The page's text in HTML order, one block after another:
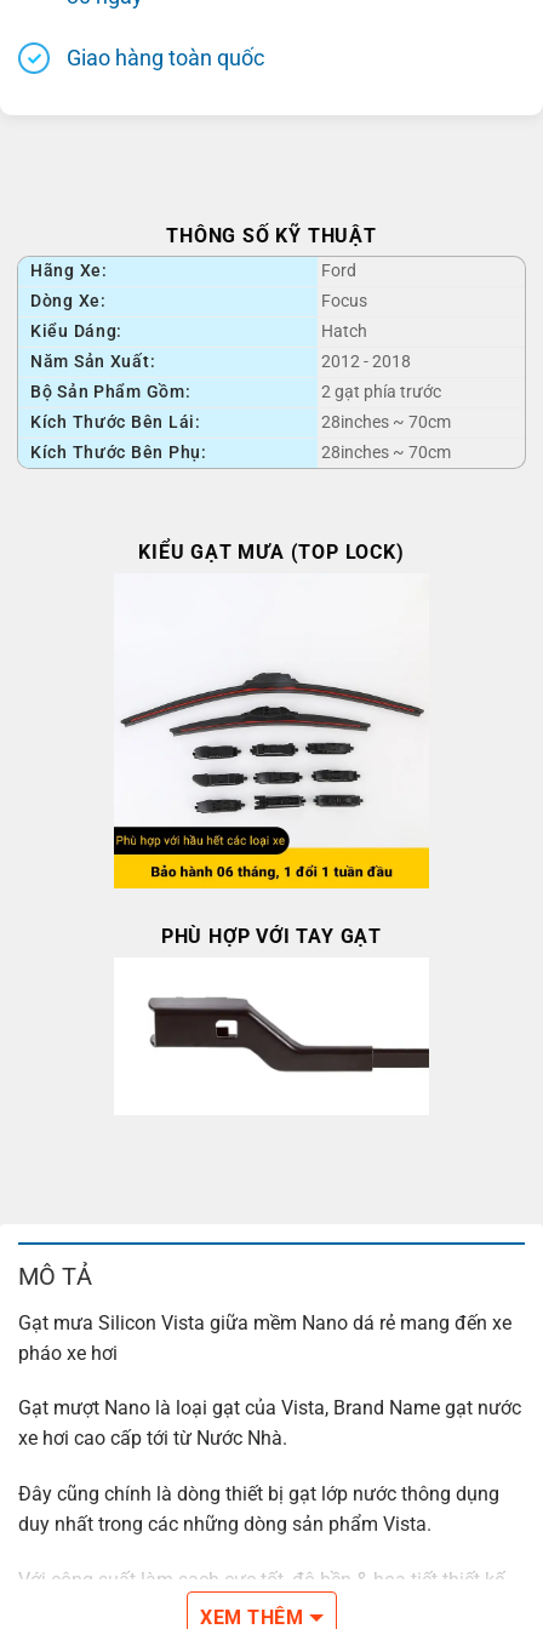
Giao hàng toàn quốc
THÔNG SỐ KỸ THUẬT
Hãng Xe:
Ford
Dòng Xe:
Focus
Kiểu Dáng:
Hatch
Năm Sản Xuất:
2012 - 2018
Bộ Sản Phẩm Gồm:
2 gạt phía trước
Kích Thước Bên Lái:
28inches ~ 70cm
Kích Thước Bên Phụ:
28inches ~ 70cm
KIỂU GẠT MƯA (TOP LOCK)
PHÙ HỢP VỚI TAY GẠT
MÔ TẢ
Gạt mưa Silicon Vista giữa mềm Nano dá rẻ mang đến xe
pháo xe hơi
Gạt mượt Nano là loại gạt của Vista, Brand Name gạt nước
xe hơi cao cấp tới từ Nước Nhà.
Đây cũng chính là dòng thiết bị gạt lớp nước thông dụng
duy nhất trong các những dòng sản phẩm Vista.
Với công suất làm sạch cực tốt, độ bền & họa tiết thiết kế
XEM THÊM